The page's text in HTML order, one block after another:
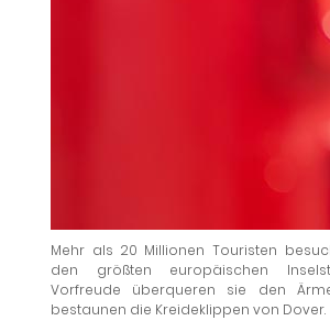
Mehr als 20 Millionen Touristen
den größten europäischen
Vorfreude überqueren sie den
bestaunen die Kreideklippen von Dover.